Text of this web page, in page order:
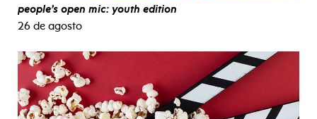
people’s open mic: youth edition
26 de agosto